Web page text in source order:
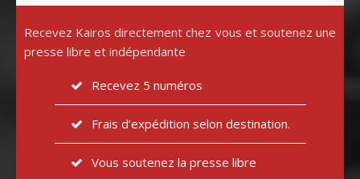
Recevez Kairos directement chez vous et soutenez une
presse libre et indépendante
Recevez 5 numéros
Frais d’expédition selon destination.
Vous soutenez la presse libre